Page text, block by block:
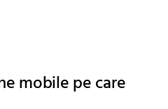
mobile pe care